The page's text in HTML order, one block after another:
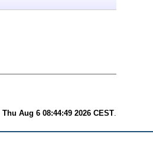
Thu Aug 6 08:44:49 2026 CEST